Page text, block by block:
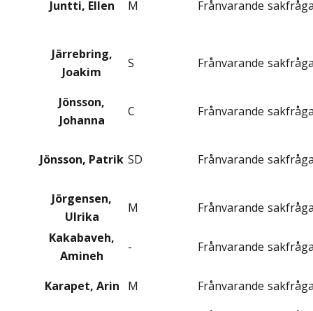
Juntti, Ellen M Frånvarande
Järrebring,
Joakim
S Frånvarande
Jönsson,
Johanna
C Frånvarande
Jönsson, Patrik SD Frånvarande
Jörgensen,
Ulrika
M Frånvarande
Kakabaveh,
Amineh
- Frånvarande
Karapet, Arin M Frånvarande